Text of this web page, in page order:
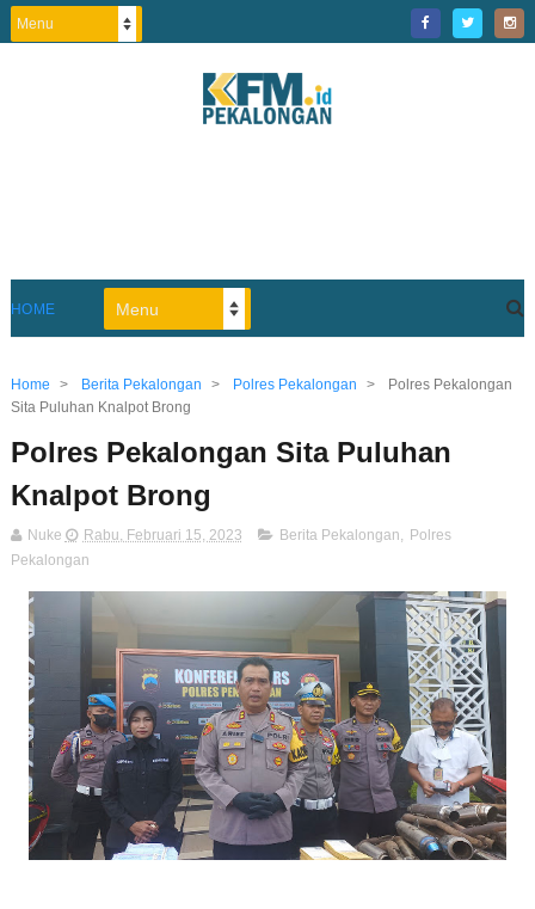
HOME
Home > Berita Pekalongan > Polres Pekalongan >
Polres Pekalongan
Sita Puluhan Knalpot Brong
Polres Pekalongan Sita Puluhan
Knalpot Brong
Nuke Rabu, Februari 15, 2023 Berita Pekalongan, Polres
Pekalongan